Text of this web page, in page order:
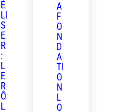
É
LI
S
E
R
:
L
E
R
Ô
L
A
F
O
N
D
A
TI
O
N
L
O